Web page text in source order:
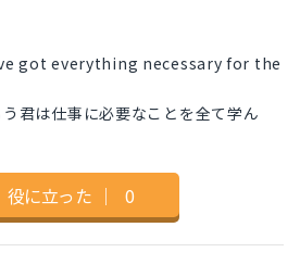
got everything necessary for the
君は仕事に必要なことを全て学ん
役に立った ｜ 0